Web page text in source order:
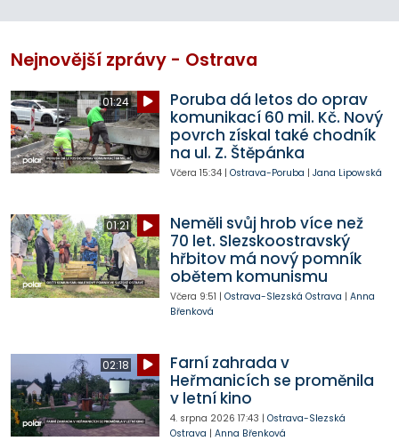
Nejnovější zprávy - Ostrava
01:24
Poruba dá letos do oprav
komunikací 60 mil. Kč. Nový
povrch získal také chodník
na ul. Z. Štěpánka
Včera 15:34| Ostrava-Poruba | Jana Lipowská
01:21
Neměli svůj hrob více než
70 let. Slezskoostravský
hřbitov má nový pomník
obětem komunismu
Včera 9:51 | Ostrava-Slezská Ostrava | Anna
Břenková
02:18
Farní zahrada v
Heřmanicích se proměnila
v letní kino
4. srpna 2026 17:43 | Ostrava-Slezská
Ostrava | Anna Břenková